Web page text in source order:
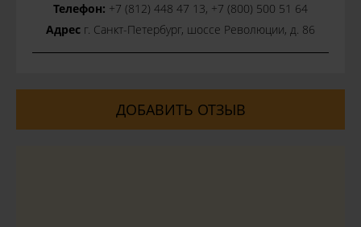
Телефон: +7 (812) 448 47 13, +7 (800) 500 51 64
Адрес г. Санкт-Петербург, шоссе Революции, д. 86
ДОБАВИТЬ ОТЗЫВ